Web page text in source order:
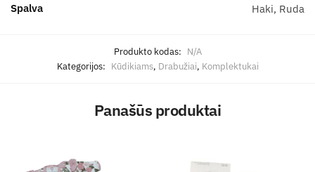
Spalva Haki, Ruda
Produkto kodas: N/A
Kategorijos: Kūdikiams, Drabužiai, Komplektukai
Panašūs produktai